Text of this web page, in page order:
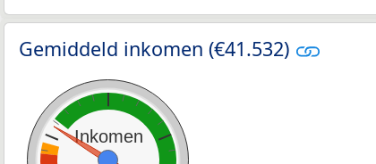
Gemiddeld inkomen (€41.532)
Inkomen